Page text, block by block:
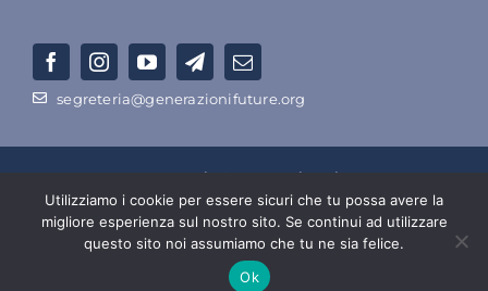
segreteria@generazionifuture.org
RAGIONE SOCIALE –Società Cooperativa Di Mutuo Soccorso
Ecologico a Azionariato Popolare Intergenerazionale
Numero di P.IVA e C.F. : 15149541003 – Ufficio del Registro
delle Imprese di Roma: n. iscrizione 15149541003
Utilizziamo i cookie per essere sicuri che tu possa avere la
migliore esperienza sul nostro sito. Se continui ad utilizzare
questo sito noi assumiamo che tu ne sia felice.
Ok